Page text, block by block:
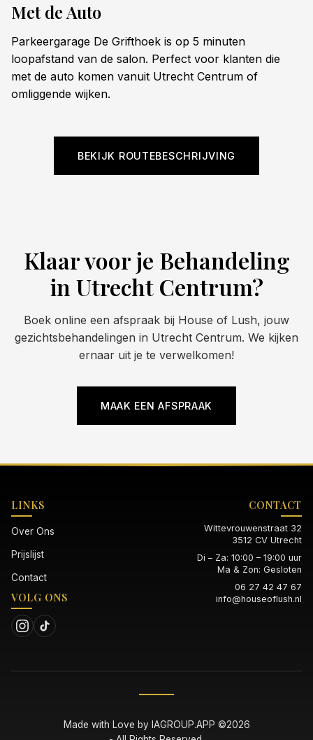
Met de Auto
Parkeergarage De Grifthoek is op 5 minuten
loopafstand van de salon. Perfect voor klanten die
met de auto komen vanuit Utrecht Centrum of
omliggende wijken.
BEKIJK ROUTEBESCHRIJVING
Klaar voor je Behandeling
in Utrecht Centrum?
Boek online een afspraak bij House of Lush, jouw
gezichtsbehandelingen in Utrecht Centrum. We kijken
ernaar uit je te verwelkomen!
MAAK EEN AFSPRAAK
LINKS
Over Ons
Prijslijst
Contact
VOLG ONS
CONTACT
Wittevrouwenstraat 32
3512 CV Utrecht
Di – Za: 10:00 – 19:00 uur
Ma & Zon: Gesloten
06 27 42 47 67
info@houseoflush.nl
Made with Love by IAGROUP.APP ©2026